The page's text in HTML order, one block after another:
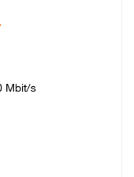
Mbit/s